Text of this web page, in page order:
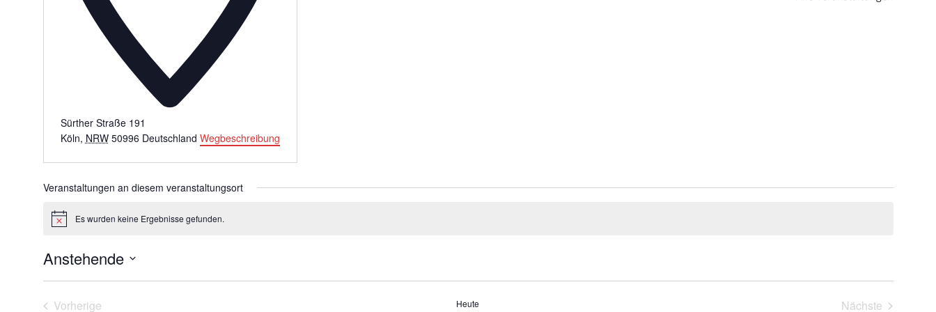
Sürther Straße 191
Köln, NRW 50996 Deutschland Wegbeschreibung
Veranstaltungen an diesem veranstaltungsort
HinweisEs wurden keine Ergebnisse gefunden.
Anstehende
Vorherige Heute Nächste